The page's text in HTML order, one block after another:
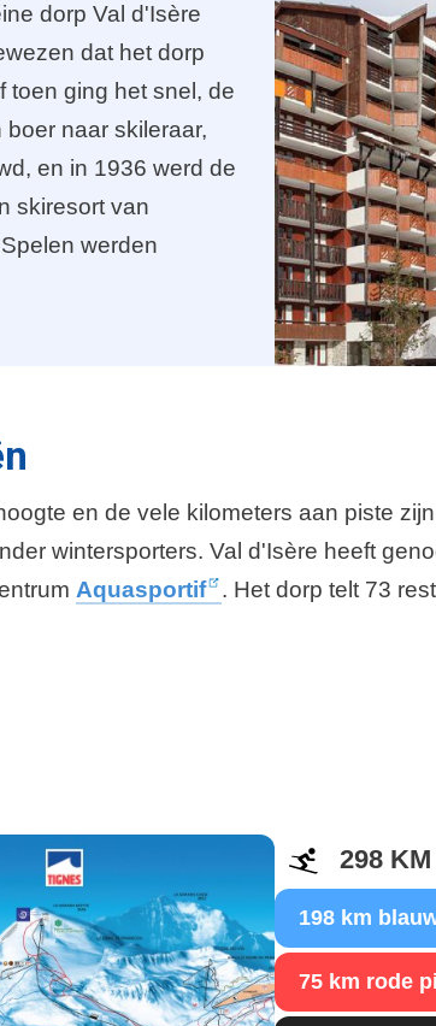
dorp Val d'Isère
dat het dorp
toen ging het snel, de
naar skileraar,
en in 1936 werd de
skiresort van
werden
en de vele kilometers aan piste
wintersporters. Val d'Isère heeft
Aquasportif . Het dorp telt 73
298
198 km
75 km rode